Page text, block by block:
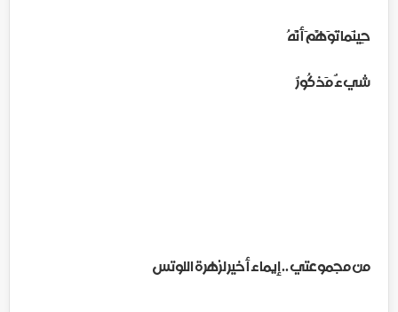
حِينَما تَوَهَّمَ أنَّهُ
شيءٌ مَذكُورٌ
من مجموعتي .. إيماء أخير لزهرة اللوتس